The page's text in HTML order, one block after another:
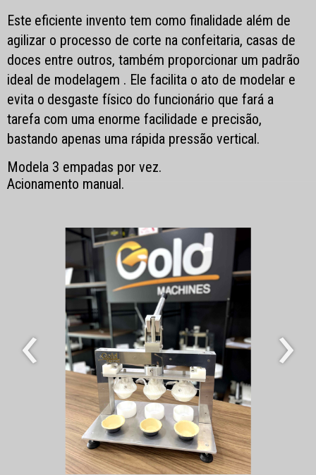
Este eficiente invento tem como finalidade além de
agilizar o processo de corte na confeitaria, casas de
doces entre outros, também proporcionar um padrão
ideal de modelagem . Ele facilita o ato de modelar e
evita o desgaste físico do funcionário que fará a
tarefa com uma enorme facilidade e precisão,
bastando apenas uma rápida pressão vertical.
Modela 3 empadas por vez.
Acionamento manual.
‹ ›